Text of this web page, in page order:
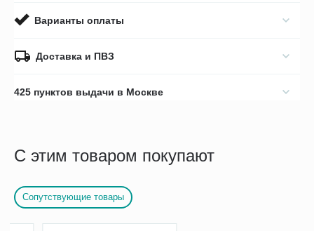
Варианты оплаты
Доставка и ПВЗ
425 пунктов выдачи в Москве
С этим товаром покупают
Сопутствующие товары